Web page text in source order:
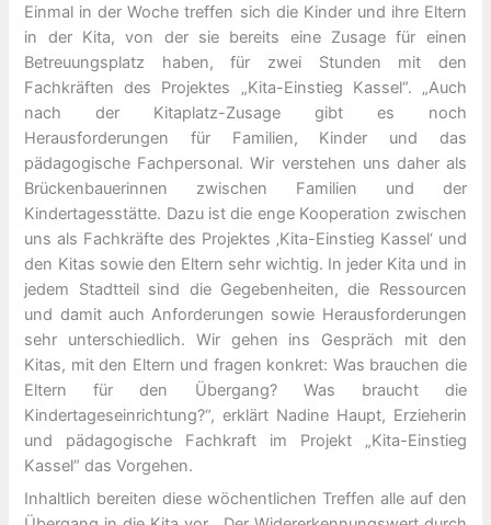
Einmal in der Woche treffen sich die Kinder und ihre Eltern
in der Kita, von der sie bereits eine Zusage für einen
Betreuungsplatz haben, für zwei Stunden mit den
Fachkräften des Projektes „Kita-Einstieg Kassel“. „Auch
nach der Kitaplatz-Zusage gibt es noch
Herausforderungen für Familien, Kinder und das
pädagogische Fachpersonal. Wir verstehen uns daher als
Brückenbauerinnen zwischen Familien und der
Kindertagesstätte. Dazu ist die enge Kooperation zwischen
uns als Fachkräfte des Projektes ‚Kita-Einstieg Kassel‘ und
den Kitas sowie den Eltern sehr wichtig. In jeder Kita und in
jedem Stadtteil sind die Gegebenheiten, die Ressourcen
und damit auch Anforderungen sowie Herausforderungen
sehr unterschiedlich. Wir gehen ins Gespräch mit den
Kitas, mit den Eltern und fragen konkret: Was brauchen die
Eltern für den Übergang? Was braucht die
Kindertageseinrichtung?“, erklärt Nadine Haupt, Erzieherin
und pädagogische Fachkraft im Projekt „Kita-Einstieg
Kassel“ das Vorgehen.
Inhaltlich bereiten diese wöchentlichen Treffen alle auf den